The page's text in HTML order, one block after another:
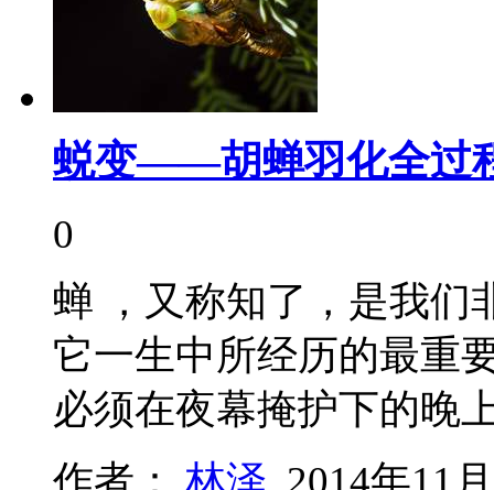
蜕变——胡蝉羽化全过
0
蝉 ，又称知了，是我们
它一生中所经历的最重
必须在夜幕掩护下的
作者： 林泽 2014年11